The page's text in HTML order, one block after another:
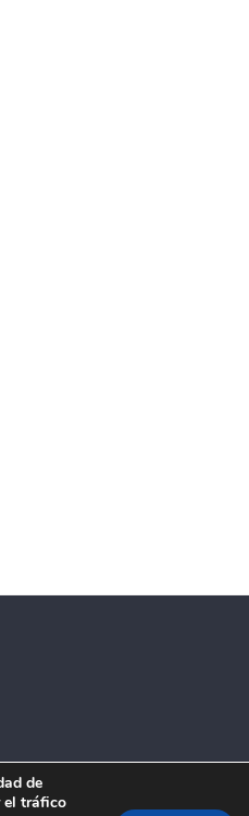
de
el tráfico